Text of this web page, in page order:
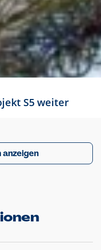
S5 weiter
anzeigen